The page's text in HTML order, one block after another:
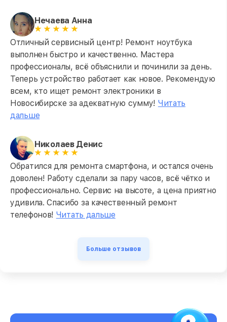
Нечаева Анна
Отличный сервисный центр! Ремонт ноутбука
выполнен быстро и качественно. Мастера
профессионалы, всё объяснили и починили за день.
Теперь устройство работает как новое. Рекомендую
всем, кто ищет ремонт электроники в
Новосибирске за адекватную сумму! Читать
дальше
Николаев Денис
Обратился для ремонта смартфона, и остался очень
доволен! Работу сделали за пару часов, всё чётко и
профессионально. Сервис на высоте, а цена приятно
удивила. Спасибо за качественный ремонт
телефонов! Читать дальше
Больше отзывов